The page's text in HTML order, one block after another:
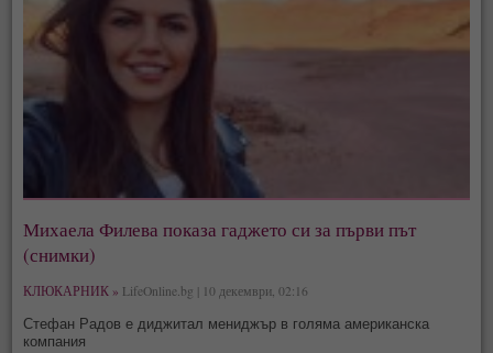
Михаела Филева показа гаджето си за първи път
(снимки)
КЛЮКАРНИК » LifeOnline.bg | 10 декември, 02:16
Стефан Радов е диджитал мениджър в голяма американска
компания